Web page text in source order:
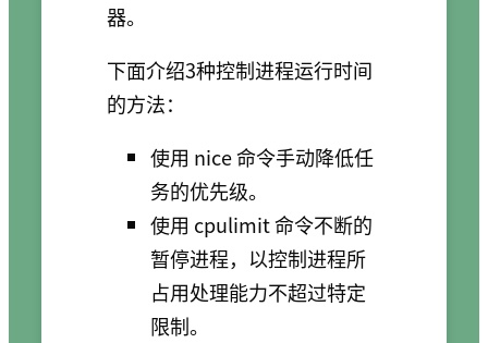
器。
下面介绍3种控制进程运行时间
的方法：
使用 nice 命令手动降低任
务的优先级。
使用 cpulimit 命令不断的
暂停进程，以控制进程所
占用处理能力不超过特定
限制。